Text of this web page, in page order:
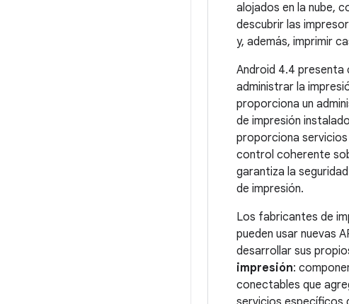
alojados en la nube,
descubrir las
y, además, imprimir
Android 4.4 presenta
administrar la
proporciona un
de impresión
proporciona servicios
control coherente
garantiza la
de impresión.
Los fabricantes de
pueden usar nuevas
desarrollar sus
impresión:
conectables que